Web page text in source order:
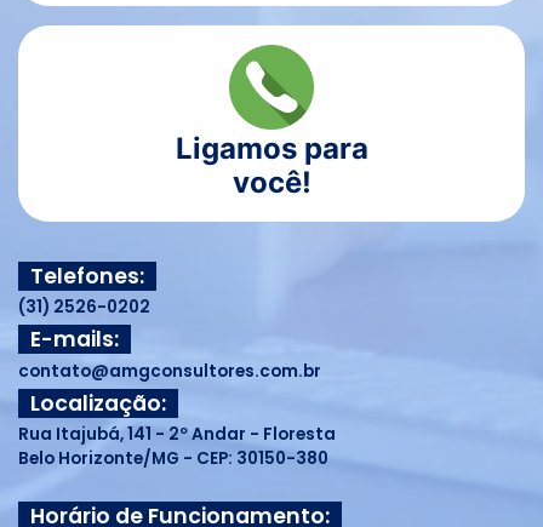
Ligamos para
você!
Telefones:
(31) 2526-0202
E-mails:
contato@amgconsultores.com.br
Localização:
Rua Itajubá, 141 - 2º Andar - Floresta
Belo Horizonte/MG - CEP: 30150-380
Horário de Funcionamento: